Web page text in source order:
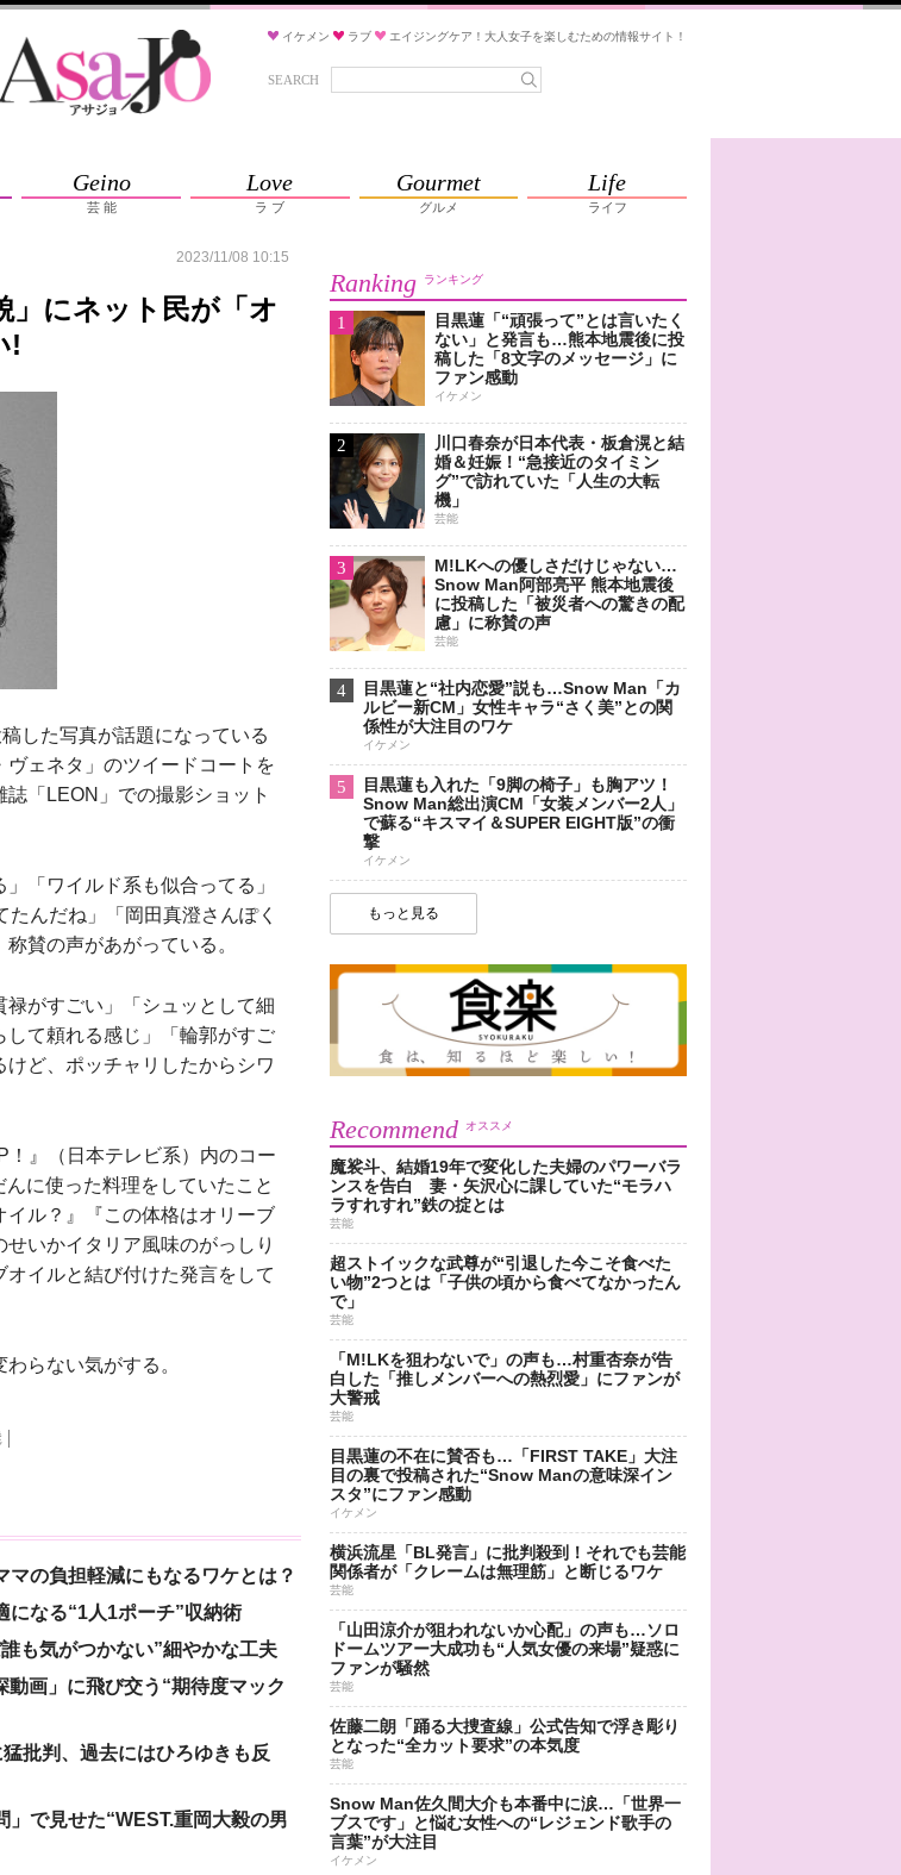
イケメン ラブ エイジングケア！大人女子を楽しむための情報サイト！
SEARCH
Geino
芸 能
Love
ラ ブ
Gourmet
グルメ
Life
ライフ
2023/11/08 10:15
」にネット民が「オ
!
した写真が話題になっている
ェネタ」のツイードコートを
「LEON」での撮影ショット
「ワイルド系も似合ってる」
たんだね」「岡田真澄さんぽく
賛の声があがっている。
がすごい」「シュッとして細
て頼れる感じ」「輪郭がすご
ど、ポッチャリしたからシワ
！』（日本テレビ系）内のコー
に使った料理をしていたこと
ル？』『この体格はオリーブ
いかイタリア風味のがっしり
イルと結び付けた発言をして
らない気がする。
の負担軽減にもなるワケとは？
になる“1人1ポーチ”収納術
も気がつかない”細やかな工夫
画」に飛び交う“期待度マック
批判、過去にはひろゆきも反
で見せた“WEST.重岡大毅の男
Ranking ランキング
1
目黒蓮「“頑張って”とは言いたく
ない」と発言も…熊本地震後に投
稿した「8文字のメッセージ」に
ファン感動
イケメン
2
川口春奈が日本代表・板倉滉と結
婚＆妊娠！“急接近のタイミン
グ”で訪れていた「人生の大転
機」
芸能
3
M!LKへの優しさだけじゃない…
Snow Man阿部亮平 熊本地震後
に投稿した「被災者への驚きの配
慮」に称賛の声
芸能
4
目黒蓮と“社内恋愛”説も…Snow Man「カ
ルビー新CM」女性キャラ“さく美”との関
係性が大注目のワケ
イケメン
5
目黒蓮も入れた「9脚の椅子」も胸アツ！
Snow Man総出演CM「女装メンバー2人」
で蘇る“キスマイ＆SUPER EIGHT版”の衝
撃
イケメン
もっと見る
Recommend オススメ
魔裟斗、結婚19年で変化した夫婦のパワーバラ
ンスを告白 妻・矢沢心に課していた“モラハ
ラすれすれ”鉄の掟とは
芸能
超ストイックな武尊が“引退した今こそ食べた
い物”2つとは「子供の頃から食べてなかったん
で」
芸能
「M!LKを狙わないで」の声も…村重杏奈が告
白した「推しメンバーへの熱烈愛」にファンが
大警戒
芸能
目黒蓮の不在に賛否も…「FIRST TAKE」大注
目の裏で投稿された“Snow Manの意味深イン
スタ”にファン感動
イケメン
横浜流星「BL発言」に批判殺到！それでも芸能
関係者が「クレームは無理筋」と断じるワケ
芸能
「山田涼介が狙われないか心配」の声も…ソロ
ドームツアー大成功も“人気女優の来場”疑惑に
ファンが騒然
芸能
佐藤二朗「踊る大捜査線」公式告知で浮き彫り
となった“全カット要求”の本気度
芸能
Snow Man佐久間大介も本番中に涙…「世界一
ブスです」と悩む女性への“レジェンド歌手の
言葉”が大注目
イケメン